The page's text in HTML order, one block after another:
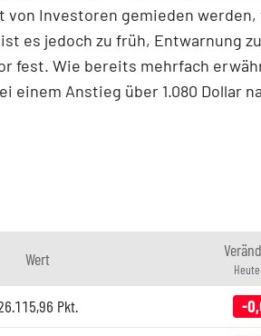
von Investoren gemieden
es jedoch zu früh, Entwarnung
fest. Wie bereits mehrfach
einem Anstieg über 1.080 Dollar
Wert
Pkt. -